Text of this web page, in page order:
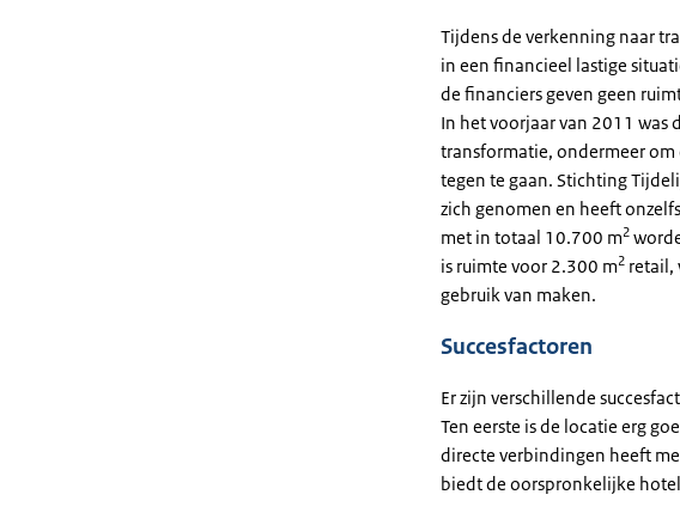
Tijdens de verkenning naar
in een financieel lastige
de financiers geven geen
In het voorjaar van 2011 was
transformatie, ondermeer
tegen te gaan. Stichting
zich genomen en heeft
met in totaal 10.700 m2
is ruimte voor 2.300 m2 retail,
gebruik van maken.
Succesfactoren
Er zijn verschillende
Ten eerste is de locatie erg
directe verbindingen heeft
biedt de oorspronkelijke